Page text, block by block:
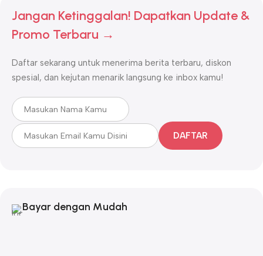
Jangan Ketinggalan! Dapatkan Update &
Promo Terbaru →
Daftar sekarang untuk menerima berita terbaru, diskon
spesial, dan kejutan menarik langsung ke inbox kamu!
DAFTAR
Bayar dengan Mudah